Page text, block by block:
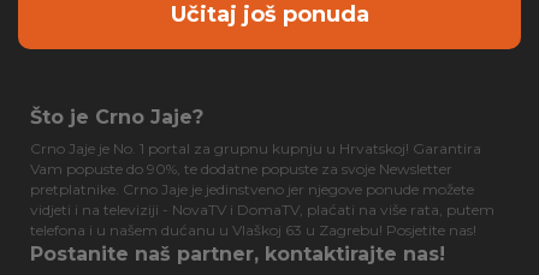
Učitaj još ponuda
Što je Crno Jaje?
Crno Jaje je No. 1 portal za grupnu kupnju u Hrvatskoj! Garantira
Vam popuste do 90%, te dodatne popuste za svoje Newsletter
pretplatnike. Crno Jaje je jedinstveno jer njegove ponude možete
vidjeti i na televiziji - NovaTV i DomaTV, plaćati na više rata, putem
telefona i u našem dućanu u Vlaškoj 63 u Zagrebu! Posjetite nas!
Postanite naš partner, kontaktirajte nas!